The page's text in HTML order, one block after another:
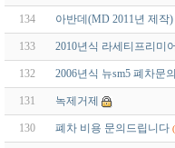
134 아반데(MD 2011년 제
133 2010년식 라세티프리미
132 2006년식 뉴sm5 폐차문의
131 녹제거제
130 폐차 비용 문의드립니다